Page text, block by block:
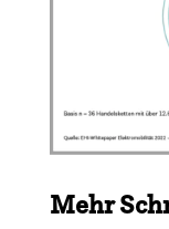
Mehr